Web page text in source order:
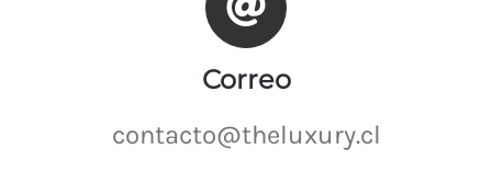
Correo
contacto@theluxury.cl